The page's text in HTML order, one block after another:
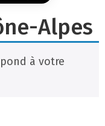
Alpes
à votre